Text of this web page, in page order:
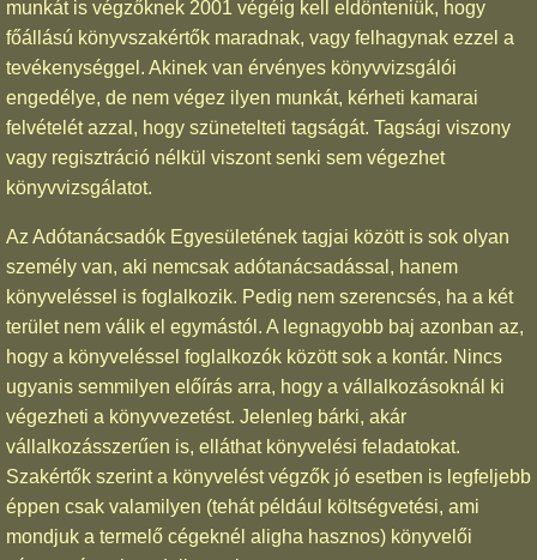
munkát is végzőknek 2001 végéig kell eldönteniük, hogy
főállású könyvszakértők maradnak, vagy felhagynak ezzel a
tevékenységgel. Akinek van érvényes könyvvizsgálói
engedélye, de nem végez ilyen munkát, kérheti kamarai
felvételét azzal, hogy szünetelteti tagságát. Tagsági viszony
vagy regisztráció nélkül viszont senki sem végezhet
könyvvizsgálatot.
Az Adótanácsadók Egyesületének tagjai között is sok olyan
személy van, aki nemcsak adótanácsadással, hanem
könyveléssel is foglalkozik. Pedig nem szerencsés, ha a két
terület nem válik el egymástól. A legnagyobb baj azonban az,
hogy a könyveléssel foglalkozók között sok a kontár. Nincs
ugyanis semmilyen előírás arra, hogy a vállalkozásoknál ki
végezheti a könyvvezetést. Jelenleg bárki, akár
vállalkozásszerűen is, elláthat könyvelési feladatokat.
Szakértők szerint a könyvelést végzők jó esetben is legfeljebb
éppen csak valamilyen (tehát például költségvetési, ami
mondjuk a termelő cégeknél aligha hasznos) könyvelői